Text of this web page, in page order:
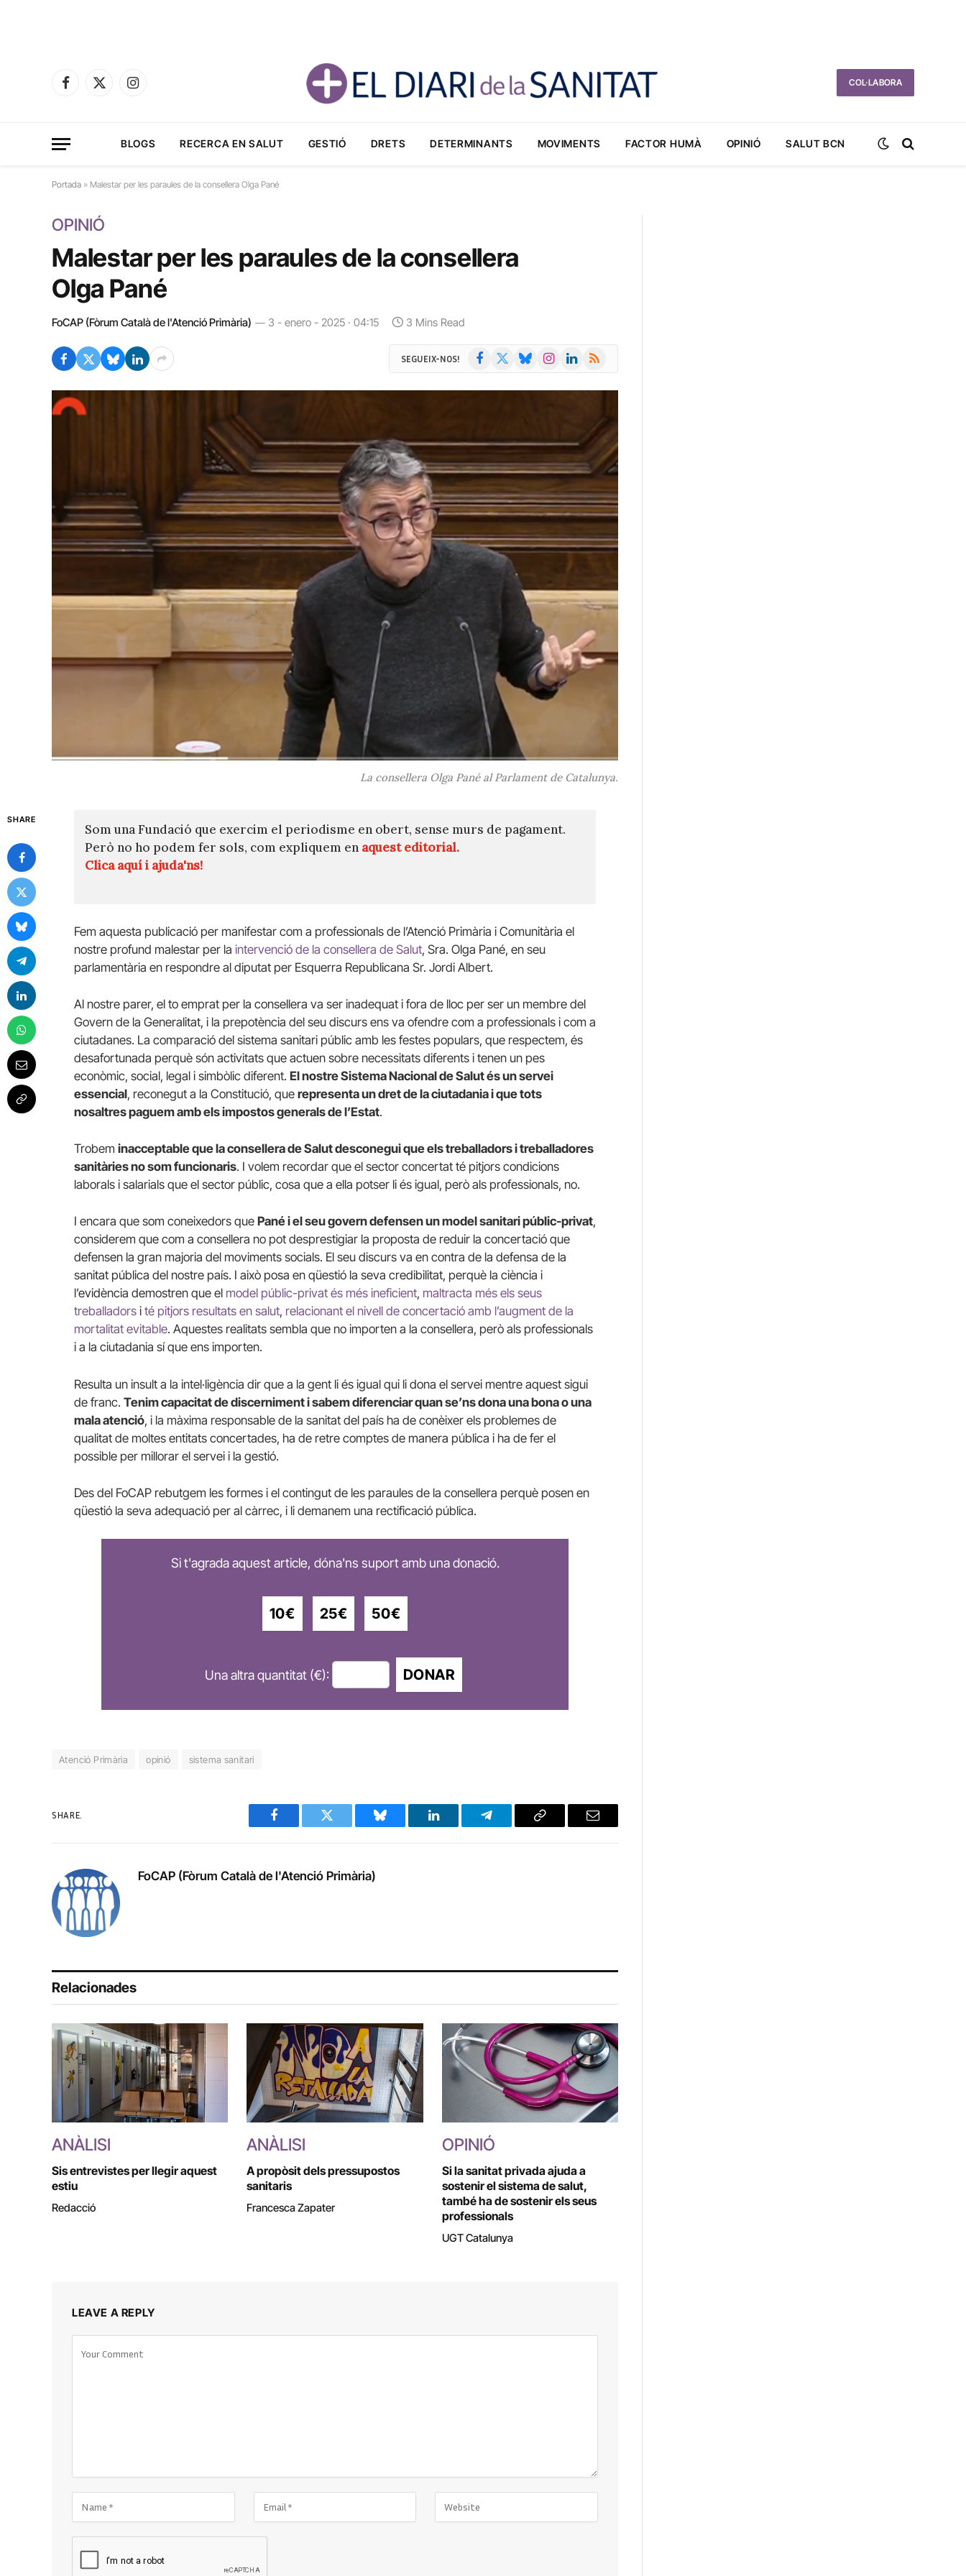
Facebook
X
Instagram
COL·LABORA
BLOGS RECERCA EN SALUT GESTIÓ DRETS DETERMINANTS MOVIMENTS FACTOR HUMÀ OPINIÓ SALUT BCN
Portada » Malestar per les paraules de la consellera Olga Pané
OPINIÓ
Malestar per les paraules de la consellera
Olga Pané
FoCAP (Fòrum Català de l'Atenció Primària) 3 - enero - 2025 · 04:15 3 Mins Read
SEGUEIX-NOS! Facebook BlueskyInstagramLinkedIn
RSS
La consellera Olga Pané al Parlament de Catalunya.
SHARE
Som una Fundació que exercim el periodisme en obert, sense murs de pagament.
Però no ho podem fer sols, com expliquem en aquest editorial.
Clica aquí i ajuda'ns!
Fem aquesta publicació per manifestar com a professionals de l’Atenció Primària i Comunitària el
nostre profund malestar per la intervenció de la consellera de Salut, Sra. Olga Pané, en seu
parlamentària en respondre al diputat per Esquerra Republicana Sr. Jordi Albert.
Al nostre parer, el to emprat per la consellera va ser inadequat i fora de lloc per ser un membre del
Govern de la Generalitat, i la prepotència del seu discurs ens va ofendre com a professionals i com a
ciutadanes. La comparació del sistema sanitari públic amb les festes populars, que respectem, és
desafortunada perquè són activitats que actuen sobre necessitats diferents i tenen un pes
econòmic, social, legal i simbòlic diferent. El nostre Sistema Nacional de Salut és un servei
essencial, reconegut a la Constitució, que representa un dret de la ciutadania i que tots
nosaltres paguem amb els impostos generals de l’Estat.
Trobem inacceptable que la consellera de Salut desconegui que els treballadors i treballadores
sanitàries no som funcionaris. I volem recordar que el sector concertat té pitjors condicions
laborals i salarials que el sector públic, cosa que a ella potser li és igual, però als professionals, no.
I encara que som coneixedors que Pané i el seu govern defensen un model sanitari públic-privat,
considerem que com a consellera no pot desprestigiar la proposta de reduir la concertació que
defensen la gran majoria del moviments socials. El seu discurs va en contra de la defensa de la
sanitat pública del nostre país. I això posa en qüestió la seva credibilitat, perquè la ciència i
l’evidència demostren que el model públic-privat és més ineficient, maltracta més els seus
treballadors i té pitjors resultats en salut, relacionant el nivell de concertació amb l’augment de la
mortalitat evitable. Aquestes realitats sembla que no importen a la consellera, però als professionals
i a la ciutadania sí que ens importen.
Resulta un insult a la intel·ligència dir que a la gent li és igual qui li dona el servei mentre aquest sigui
de franc. Tenim capacitat de discerniment i sabem diferenciar quan se’ns dona una bona o una
mala atenció, i la màxima responsable de la sanitat del país ha de conèixer els problemes de
qualitat de moltes entitats concertades, ha de retre comptes de manera pública i ha de fer el
possible per millorar el servei i la gestió.
Des del FoCAP rebutgem les formes i el contingut de les paraules de la consellera perquè posen en
qüestió la seva adequació per al càrrec, i li demanem una rectificació pública.
Si t'agrada aquest article, dóna'ns suport amb una donació.
10€ 25€ 50€
Una altra quantitat (€): DONAR
Atenció Primària opinió sistema sanitari
SHARE.
Facebook Twitter Bluesky LinkedIn Telegram Copy
Email
FoCAP (Fòrum Català de l'Atenció Primària)
Relacionades
ANÀLISI
Sis entrevistes per llegir aquest
estiu
Redacció
ANÀLISI
A propòsit dels pressupostos
sanitaris
Francesca Zapater
OPINIÓ
Si la sanitat privada ajuda a
sostenir el sistema de salut,
també ha de sostenir els seus
professionals
UGT Catalunya
LEAVE A REPLY